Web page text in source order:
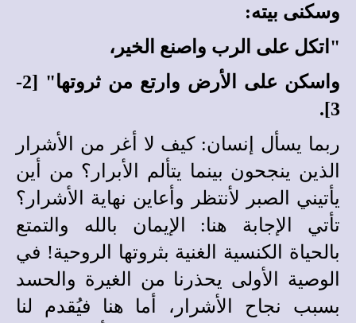
وسكنى بيته:
"اتكل على الرب واصنع الخير،
واسكن على الأرض وارتع من ثروتها" [2-
3].
ربما يسأل إنسان: كيف لا أغر من الأشرار
الذين ينجحون بينما يتألم الأبرار؟ من أين
يأتيني الصبر لأنتظر وأعاين نهاية الأشرار؟
تأتي الإجابة هنا: الإيمان بالله والتمتع
بالحياة الكنسية الغنية بثروتها الروحية! في
الوصية الأولى يحذرنا من الغيرة والحسد
بسبب نجاح الأشرار، أما هنا فيُقدم لنا